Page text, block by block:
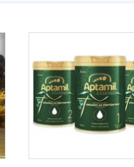
hơn so với các
4 yếu tố sau.